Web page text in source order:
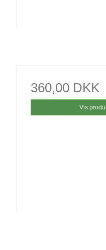
360,00 DKK
Vis